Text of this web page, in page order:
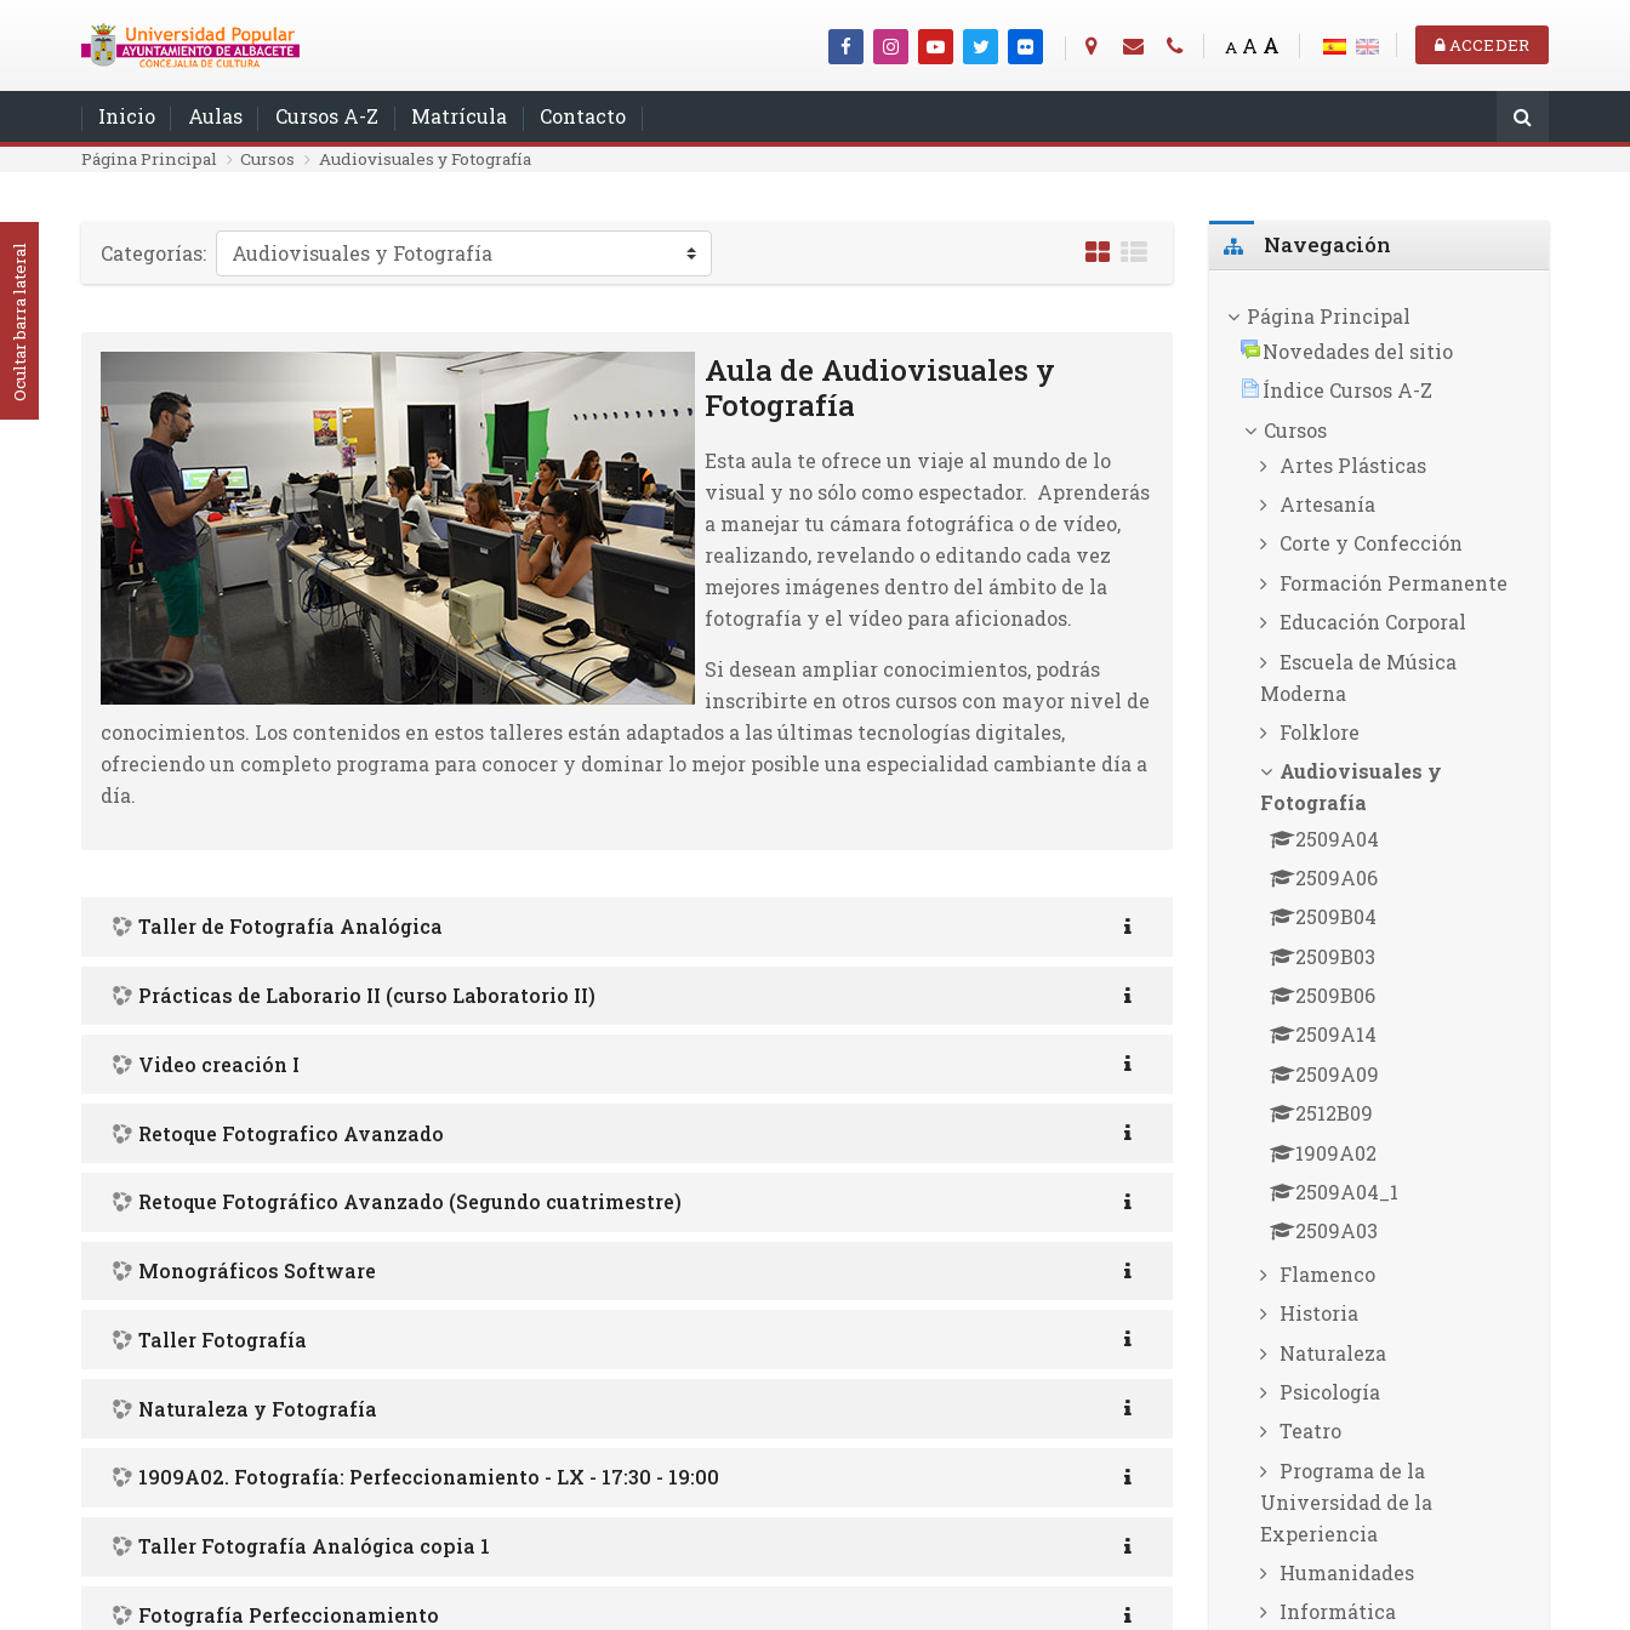
ACCEDER
A A A
Inicio Aulas Cursos A-Z Matrícula Contacto
Página Principal Cursos Audiovisuales y Fotografía
Categorías:
Aula de Audiovisuales y
Fotografía
Esta aula te ofrece un viaje al mundo de lo
visual y no sólo como espectador. Aprenderás
a manejar tu cámara fotográfica o de vídeo,
realizando, revelando o editando cada vez
mejores imágenes dentro del ámbito de la
fotografía y el vídeo para aficionados.
Si desean ampliar conocimientos, podrás
inscribirte en otros cursos con mayor nivel de
conocimientos. Los contenidos en estos talleres están adaptados a las últimas tecnologías digitales,
ofreciendo un completo programa para conocer y dominar lo mejor posible una especialidad cambiante día a
día.
Taller de Fotografía Analógica
Prácticas de Laborario II (curso Laboratorio II)
Video creación I
Retoque Fotografico Avanzado
Retoque Fotográfico Avanzado (Segundo cuatrimestre)
Monográficos Software
Taller Fotografía
Naturaleza y Fotografía
1909A02. Fotografía: Perfeccionamiento - LX - 17:30 - 19:00
Taller Fotografía Analógica copia 1
Fotografía Perfeccionamiento
Salta Navegación
Navegación
Página Principal
Novedades del sitio
Índice Cursos A-Z
Cursos
Artes Plásticas
Artesanía
Corte y Confección
Formación Permanente
Educación Corporal
Escuela de Música
Moderna
Folklore
Audiovisuales y
Fotografía
2509A04
2509A06
2509B04
2509B03
2509B06
2509A14
2509A09
2512B09
1909A02
2509A04_1
2509A03
Flamenco
Historia
Naturaleza
Psicología
Teatro
Programa de la
Universidad de la
Experiencia
Humanidades
Informática
Ocultar barra lateral